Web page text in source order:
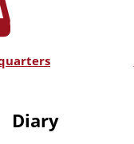
Diary